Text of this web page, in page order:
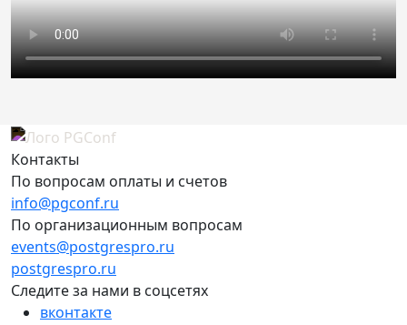
Контакты
По вопросам оплаты и счетов
info@pgconf.ru
По организационным вопросам
events@postgrespro.ru
postgrespro.ru
Следите за нами в соцсетях
вконтакте